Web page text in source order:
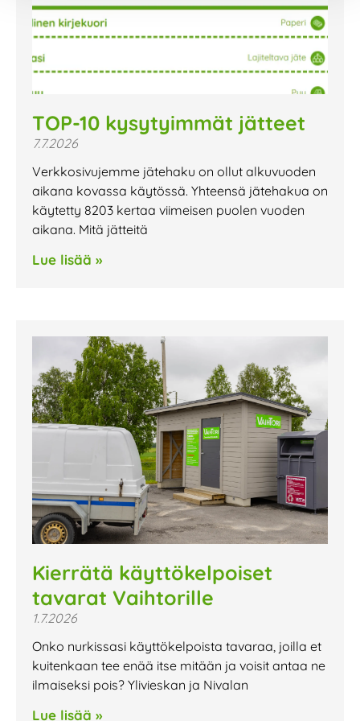
TOP-10 kysytyimmät jätteet
7.7.2026
Verkkosivujemme jätehaku on ollut alkuvuoden
aikana kovassa käytössä. Yhteensä jätehakua on
käytetty 8203 kertaa viimeisen puolen vuoden
aikana. Mitä jätteitä
Lue lisää »
Kierrätä käyttökelpoiset
tavarat Vaihtorille
1.7.2026
Onko nurkissasi käyttökelpoista tavaraa, joilla et
kuitenkaan tee enää itse mitään ja voisit antaa ne
ilmaiseksi pois? Ylivieskan ja Nivalan
Lue lisää »